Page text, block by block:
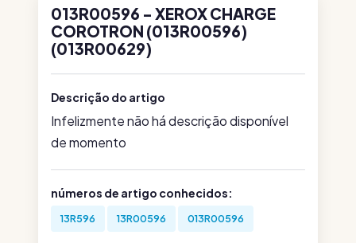
013R00596 - XEROX CHARGE
COROTRON (013R00596)
(013R00629)
Descrição do artigo
Infelizmente não há descrição disponível
de momento
números de artigo conhecidos:
13R596 13R00596 013R00596